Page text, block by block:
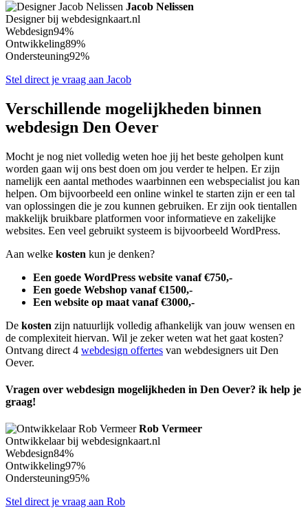
Jacob Nelissen
Designer bij webdesignkaart.nl
Webdesign94%
Ontwikkeling89%
Ondersteuning92%
Stel direct je vraag aan Jacob
Verschillende mogelijkheden binnen
webdesign Den Oever
Mocht je nog niet volledig weten hoe jij het beste geholpen kunt
worden gaan wij ons best doen om jou verder te helpen. Er zijn
namelijk een aantal methodes waarbinnen een webspecialist jou kan
helpen. Om bijvoorbeeld een online winkel te starten zijn er een tal
van oplossingen die je zou kunnen gebruiken. Er zijn ook tientallen
makkelijk bruikbare platformen voor informatieve en zakelijke
websites. Een veel gebruikt systeem is bijvoorbeeld WordPress.
Aan welke kosten kun je denken?
Een goede WordPress website vanaf €750,-
Een goede Webshop vanaf €1500,-
Een website op maat vanaf €3000,-
De kosten zijn natuurlijk volledig afhankelijk van jouw wensen en
de complexiteit hiervan. Wil je zeker weten wat het gaat kosten?
Ontvang direct 4 webdesign offertes van webdesigners uit Den
Oever.
Vragen over webdesign mogelijkheden in Den Oever? ik help je
graag!
Rob Vermeer
Ontwikkelaar bij webdesignkaart.nl
Webdesign84%
Ontwikkeling97%
Ondersteuning95%
Stel direct je vraag aan Rob